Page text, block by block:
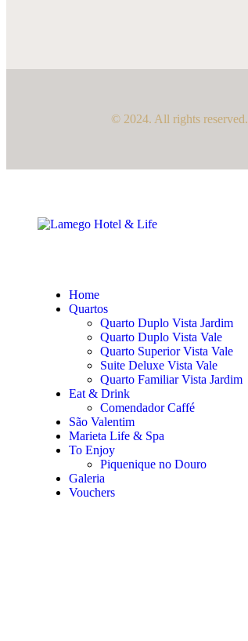
© 2024. All rights reserved.
Home
Quartos
Quarto Duplo Vista Jardim
Quarto Duplo Vista Vale
Quarto Superior Vista Vale
Suite Deluxe Vista Vale
Quarto Familiar Vista Jardim
Eat & Drink
Comendador Caffé
São Valentim
Marieta Life & Spa
To Enjoy
Piquenique no Douro
Galeria
Vouchers